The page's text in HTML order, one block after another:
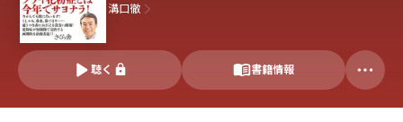
溝口徹
聴く 書籍情報